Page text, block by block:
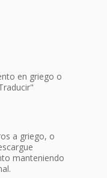
en griego o
a griego, o
manteniendo